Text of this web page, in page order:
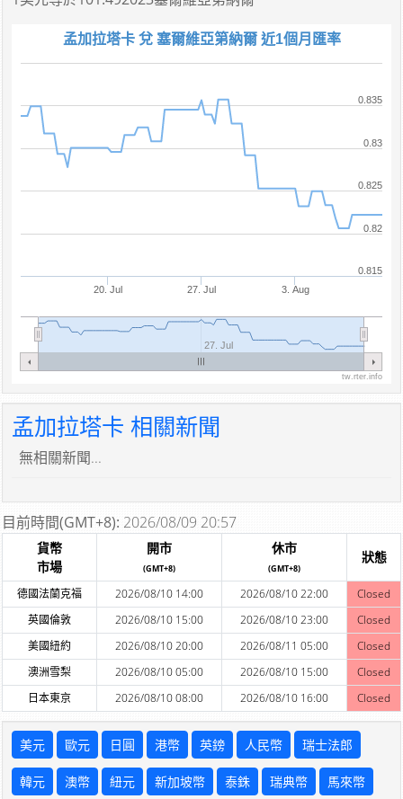
孟加拉塔卡 兌 塞爾維亞第納爾 近1個月匯率
20. Jul 27. Jul 3. Aug
27. Jul
0.815
0.82
0.825
0.83
0.835
tw.rter.info
孟加拉塔卡 相關新聞
無相關新聞...
目前時間(GMT+8): 2026/08/09 20:57
貨幣
市場
開市
(GMT+8)
休市
(GMT+8)
狀態
德國法蘭克福 2026/08/10 14:00 2026/08/10 22:00
Closed
英國倫敦
2026/08/10 15:00 2026/08/10 23:00
Closed
美國紐約
2026/08/10 20:00 2026/08/11 05:00
Closed
澳洲雪梨
2026/08/10 05:00 2026/08/10 15:00
Closed
日本東京
2026/08/10 08:00 2026/08/10 16:00 Closed
美元 歐元 日圓 港幣 英鎊 人民幣 瑞士法郎
韓元 澳幣 紐元 新加坡幣 泰銖 瑞典幣 馬來幣